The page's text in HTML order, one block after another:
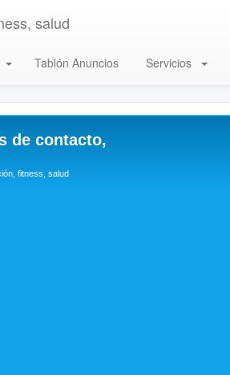
salud
Tablón Anuncios Servicios
de contacto,
fitness, salud